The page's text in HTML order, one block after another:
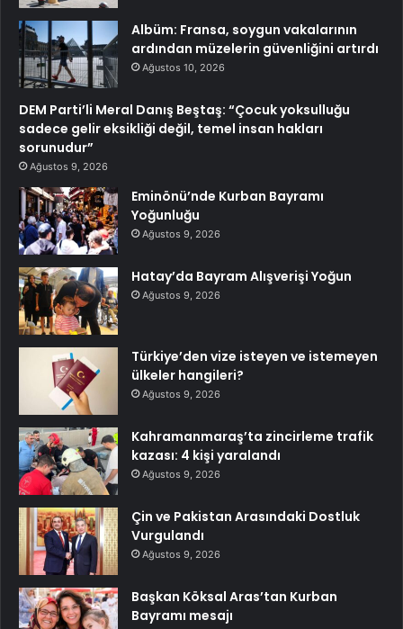
Albüm: Fransa, soygun vakalarının
ardından müzelerin güvenliğini artırdı
Ağustos 10, 2026
DEM Parti’li Meral Danış Beştaş: “Çocuk yoksulluğu
sadece gelir eksikliği değil, temel insan hakları
sorunudur”
Ağustos 9, 2026
Eminönü’nde Kurban Bayramı
Yoğunluğu
Ağustos 9, 2026
Hatay’da Bayram Alışverişi Yoğun
Ağustos 9, 2026
Türkiye’den vize isteyen ve istemeyen
ülkeler hangileri?
Ağustos 9, 2026
Kahramanmaraş’ta zincirleme trafik
kazası: 4 kişi yaralandı
Ağustos 9, 2026
Çin ve Pakistan Arasındaki Dostluk
Vurgulandı
Ağustos 9, 2026
Başkan Köksal Aras’tan Kurban
Bayramı mesajı